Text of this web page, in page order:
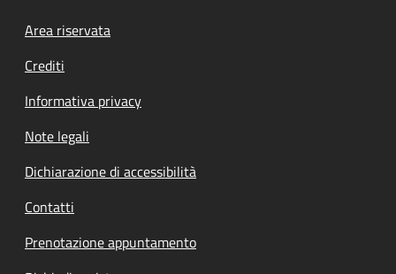
Footer menu
Area riservata
Crediti
Informativa privacy
Note legali
Dichiarazione di accessibilità
Contatti
Prenotazione appuntamento